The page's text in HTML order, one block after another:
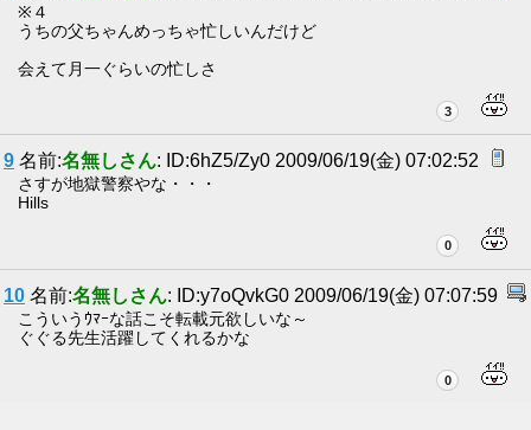
※４
うちの父ちゃんめっちゃ忙しいんだけど
会えて月一ぐらいの忙しさ
3
9 名前:名無しさん: ID:6hZ5/Zy0 2009/06/19(金) 07:02:52
さすが地獄警察やな・・・
Hills
0
10 名前:名無しさん: ID:y7oQvkG0 2009/06/19(金) 07:07:59
こういうｳﾏｰな話こそ転載元欲しいな～
ぐぐる先生活躍してくれるかな
0